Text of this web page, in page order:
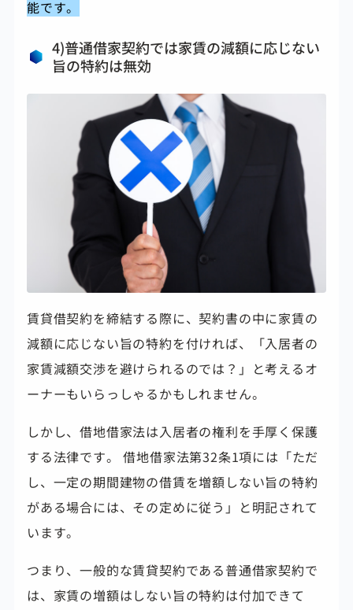
能です。
4)普通借家契約では家賃の減額に応じない
旨の特約は無効
賃貸借契約を締結する際に、契約書の中に家賃の
減額に応じない旨の特約を付ければ、「入居者の
家賃減額交渉を避けられるのでは？」と考えるオ
ーナーもいらっしゃるかもしれません。
しかし、借地借家法は入居者の権利を手厚く保護
する法律です。 借地借家法第32条1項には「ただ
し、一定の期間建物の借賃を増額しない旨の特約
がある場合には、その定めに従う」と明記されて
います。
つまり、一般的な賃貸契約である普通借家契約で
は、家賃の増額はしない旨の特約は付加できて